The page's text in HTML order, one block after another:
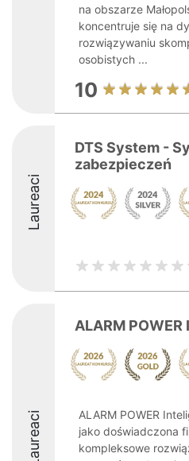
na obszarze
koncentruje się na
rozwiązywaniu
osobistych ...
10
Laureaci
DTS System -
zabezpieczeń
Laureaci
ALARM
ALARM POWER
jako doświadczona
kompleksowe